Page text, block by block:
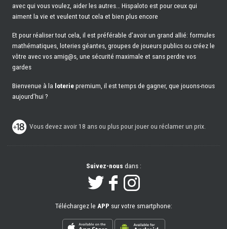
avec qui vous voulez, aider les autres… Hispaloto est pour ceux qui
aiment la vie et veulent tout cela et bien plus encore
Et pour réaliser tout cela, il est préférable d’avoir un grand allié: formules
mathématiques, loteries géantes, groupes de joueurs publics ou créez le
vôtre avec vos amig@s, une sécurité maximale et sans perdre vos
gardes
Bienvenue à la loteriepremium, il est temps de gagner, que jouons-nous
aujourd’hui ?
Vous devez avoir 18 ans ou plus pour jouer ou réclamer un prix.
Suivez-nous dans :
Téléchargez le APP sur votre smartphone: